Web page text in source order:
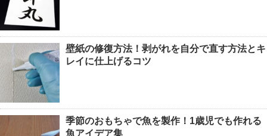
壁紙の修復方法！剥がれを自分で直す方法とキ
レイに仕上げるコツ
季節のおもちゃで魚を製作！1歳児でも作れる
魚アイデア集